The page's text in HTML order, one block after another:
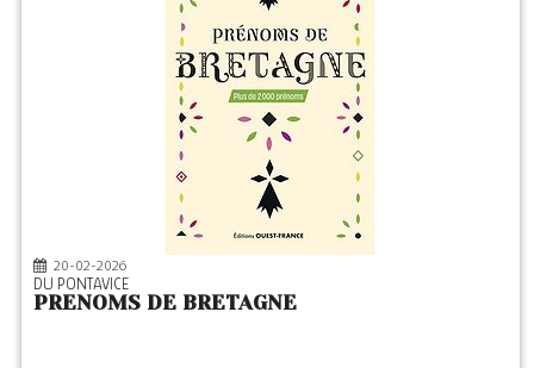
20-02-2026
DU PONTAVICE
PRENOMS DE BRETAGNE